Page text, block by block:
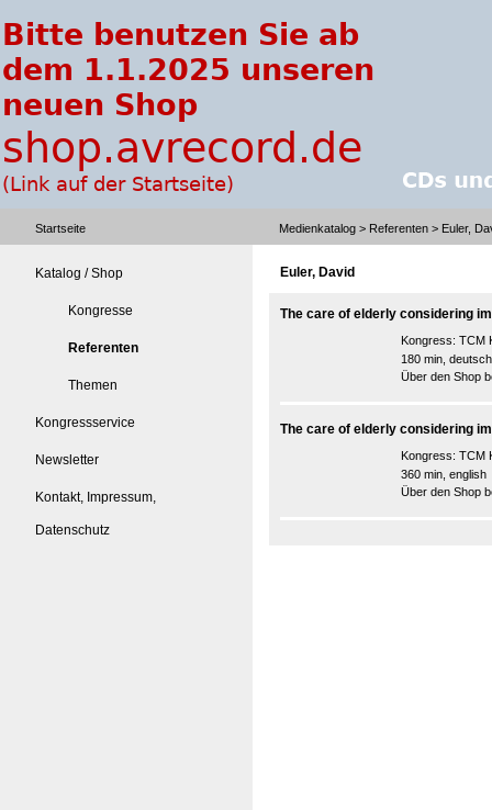
Startseite Medienkatalog > Referenten > Euler,
Katalog / Shop
Kongresse
Referenten
Themen
Kongressservice
Newsletter
Kontakt, Impressum,
Datenschutz
Euler, David
The care of elderly considering
Kongress: TCM
180 min, deutsch
Über den Shop
The care of elderly considering
Kongress: TCM
360 min, english
Über den Shop